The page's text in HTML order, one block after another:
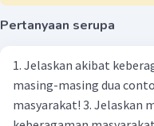
dan
perang.
Menjaga
Jepang
Asia
Pertanyaan serupa
1. Jelaskan akibat keberagaman
masing-masing dua
masyarakat! 3. Jelaskan macam-macam konflik yang terjadi akibat